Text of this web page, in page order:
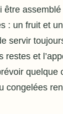
un fruit et
servir
restes et
congelées